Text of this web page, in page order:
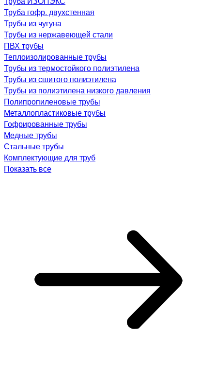
Труба гофр. двухстенная
Трубы из чугуна
Трубы из нержавеющей стали
ПВХ трубы
Теплоизолированные трубы
Трубы из термостойкого полиэтилена
Трубы из сшитого полиэтилена
Трубы из полиэтилена низкого давления
Полипропиленовые трубы
Металлопластиковые трубы
Гофрированные трубы
Медные трубы
Стальные трубы
Комплектующие для труб
Показать все